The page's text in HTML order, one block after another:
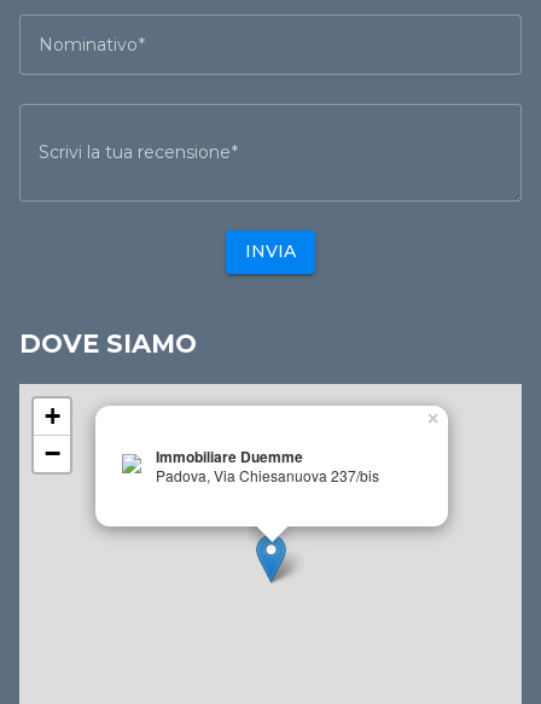
Nominativo
Scrivi la tua recensione
INVIA
DOVE SIAMO
Immobiliare Duemme
Padova, Via Chiesanuova 237/bis
×
+
−